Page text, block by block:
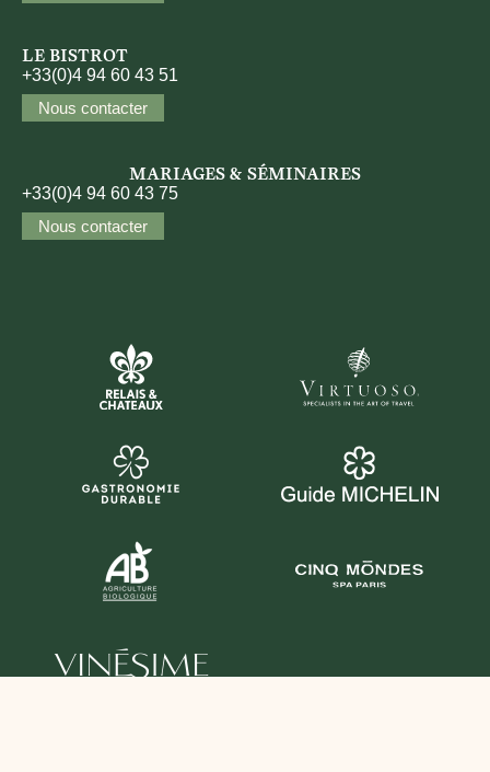
LE BISTROT
+33(0)4 94 60 43 51
Nous contacter
MARIAGES & SÉMINAIRES
+33(0)4 94 60 43 75
Nous contacter